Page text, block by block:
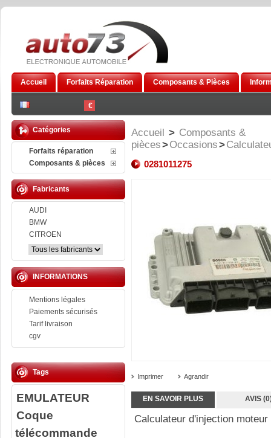
€
Accueil Forfaits Réparation Composants & Pièces
Catégories
Forfaits réparation
Composants & pièces
Fabricants
AUDI
BMW
CITROEN
INFORMATIONS
Mentions légales
Paiements sécurisés
Tarif livraison
cgv
Tags
EMULATEUR
Coque
télécommande
Accueil > Composants &
pièces>Occasions>
0281011275
Imprimer Agrandir
EN SAVOIR PLUS AVIS
Calculateur d'injection moteur